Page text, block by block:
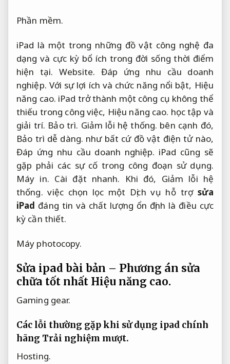
Phần mềm.
iPad là một trong những đồ vật công nghệ đa
dạng và cực kỳ bổ ích trong đời sống thời điểm
hiện tại.Website. Đáp ứng nhu cầu doanh
nghiệp. Với sự lợi ích và chức năng nổi bật, Hiệu
năng cao. iPad trở thành một công cụ không thể
thiếu trong công việc, Hiệu năng cao. học tập và
giải trí. Bảo trì. Giảm lỗi hệ thống. bên cạnh đó,
Bảo trì dễ dàng. như bất cứ đồ vật điện tử nào,
Đáp ứng nhu cầu doanh nghiệp. iPad cũng sẽ
gặp phải các sự cố trong công đoạn sử dụng.
Máy in. Cài đặt nhanh. Khi đó, Giảm lỗi hệ
thống. việc chọn lọc một Dịch vụ hỗ trợ sửa
iPad đáng tin và chất lượng ổn định là điều cực
kỳ cần thiết.
Máy photocopy.
Sửa ipad bài bản – Phương án sửa
chữa tốt nhất Hiệu năng cao.
Gaming gear.
Các lỗi thường gặp khi sử dụng ipad chính
hãng Trải nghiệm mượt.
Hosting.